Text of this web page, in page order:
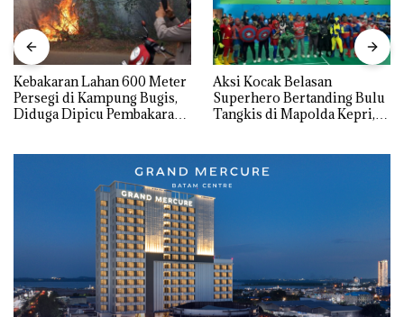
Kebakaran Lahan 600 Meter
Persegi di Kampung Bugis,
Diduga Dipicu Pembakaran
Aksi Kocak Belasan
Superhero Bertanding Bulu
Tangkis di Mapolda Kepri,